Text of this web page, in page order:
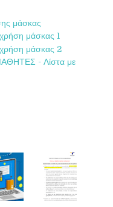
μάσκας
μάσκας 1
μάσκας 2
- Λίστα με